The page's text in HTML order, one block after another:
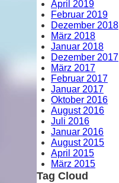
April 2019
Februar 2019
Dezember 2018
März 2018
Januar 2018
Dezember 2017
März 2017
Februar 2017
Januar 2017
Oktober 2016
August 2016
Juli 2016
Januar 2016
August 2015
April 2015
März 2015
Tag Cloud